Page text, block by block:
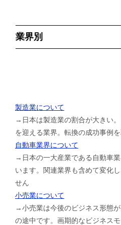
業界別
製造業について
→日本は製造業の割合が大きい
を迎える業界。転換の成功事例
自動車業界について
→日本の一大産業である自動車
います。関連業界も含めて変化
せん
小売業について
→小売業は今後のビジネス形態
の途中です。画期的なビジネス